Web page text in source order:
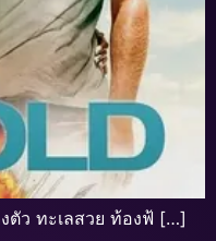
ตัว ทะเลสวย ท้องฟ้ […]